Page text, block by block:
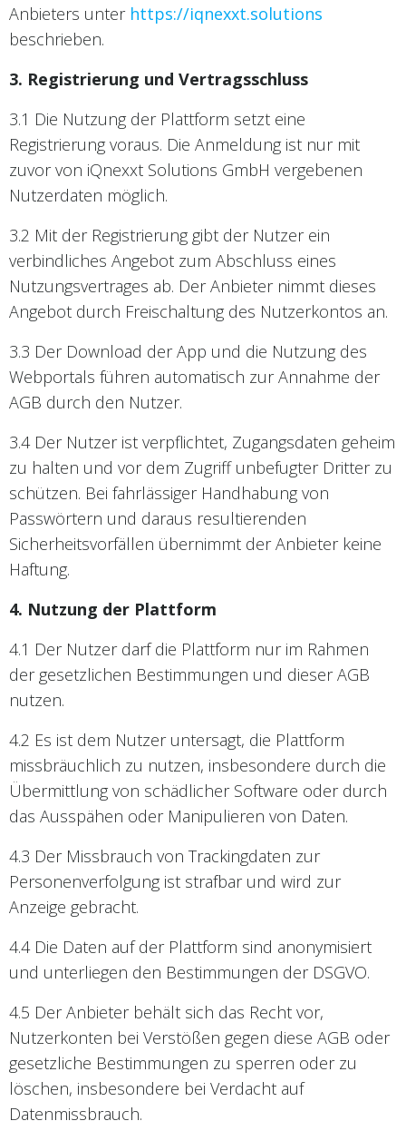
Anbieters unter https://iqnexxt.solutions
beschrieben.
3. Registrierung und Vertragsschluss
3.1 Die Nutzung der Plattform setzt eine
Registrierung voraus. Die Anmeldung ist nur mit
zuvor von iQnexxt Solutions GmbH vergebenen
Nutzerdaten möglich.
3.2 Mit der Registrierung gibt der Nutzer ein
verbindliches Angebot zum Abschluss eines
Nutzungsvertrages ab. Der Anbieter nimmt dieses
Angebot durch Freischaltung des Nutzerkontos an.
3.3 Der Download der App und die Nutzung des
Webportals führen automatisch zur Annahme der
AGB durch den Nutzer.
3.4 Der Nutzer ist verpflichtet, Zugangsdaten geheim
zu halten und vor dem Zugriff unbefugter Dritter zu
schützen. Bei fahrlässiger Handhabung von
Passwörtern und daraus resultierenden
Sicherheitsvorfällen übernimmt der Anbieter keine
Haftung.
4. Nutzung der Plattform
4.1 Der Nutzer darf die Plattform nur im Rahmen
der gesetzlichen Bestimmungen und dieser AGB
nutzen.
4.2 Es ist dem Nutzer untersagt, die Plattform
missbräuchlich zu nutzen, insbesondere durch die
Übermittlung von schädlicher Software oder durch
das Ausspähen oder Manipulieren von Daten.
4.3 Der Missbrauch von Trackingdaten zur
Personenverfolgung ist strafbar und wird zur
Anzeige gebracht.
4.4 Die Daten auf der Plattform sind anonymisiert
und unterliegen den Bestimmungen der DSGVO.
4.5 Der Anbieter behält sich das Recht vor,
Nutzerkonten bei Verstößen gegen diese AGB oder
gesetzliche Bestimmungen zu sperren oder zu
löschen, insbesondere bei Verdacht auf
Datenmissbrauch.